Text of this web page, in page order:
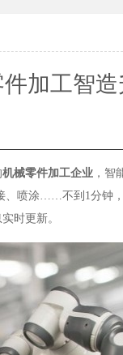
加工智造
机械零件加工企业 ，智
、喷涂……不到1分钟，
时更新。